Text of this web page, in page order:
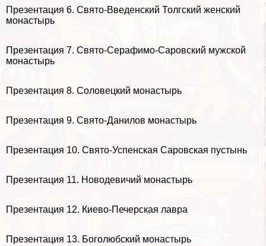
Презентация 6. Свято-Введенский Толгский женский
монастырь
Презентация 7. Свято-Серафимо-Саровский мужской
монастырь
Презентация 8. Соловецкий монастырь
Презентация 9. Свято-Данилов монастырь
Презентация 10. Свято-Успенская Саровская пустынь
Презентация 11. Новодевичий монастырь
Презентация 12. Киево-Печерская лавра
Презентация 13. Боголюбский монастырь